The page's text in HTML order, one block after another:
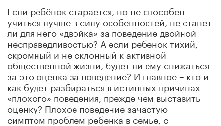
Если ребёнок старается, но не способен
учиться лучше в силу особенностей, не станет
ли для него «двойка» за поведение двойной
несправедливостью? А если ребенок тихий,
скромный и не склонный к активной
общественной жизни, будет ли ему снижаться
за это оценка за поведение? И главное – кто и
как будет разбираться в истинных причинах
«плохого» поведения, прежде чем выставить
оценку? Плохое поведение зачастую –
симптом проблем ребенка в семье, с